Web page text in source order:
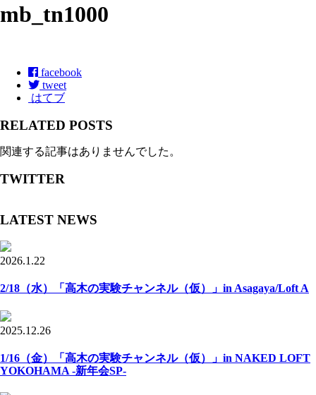
mb_tn1000
facebook
tweet
はてブ
RELATED POSTS
関連する記事はありませんでした。
TWITTER
LATEST NEWS
2026.1.22
2/18（水）「高木の実験チャンネル（仮）」in Asagaya/Loft A
2025.12.26
1/16（金）「高木の実験チャンネル（仮）」in NAKED LOFT
YOKOHAMA -新年会SP-